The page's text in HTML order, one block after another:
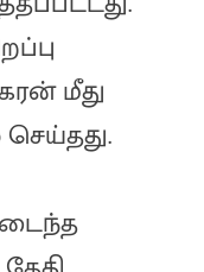
மீது